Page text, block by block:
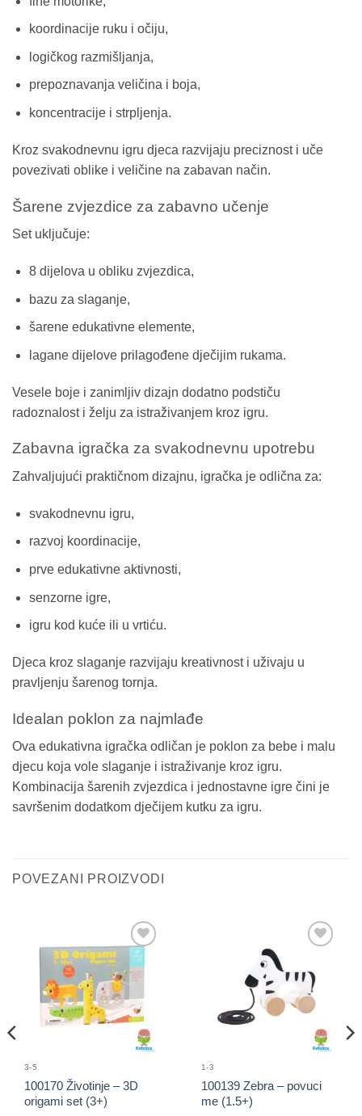
koordinacije ruku i očiju,
logičkog razmišljanja,
prepoznavanja veličina i boja,
koncentracije i strpljenja.
Kroz svakodnevnu igru djeca razvijaju preciznost i uče
povezivati oblike i veličine na zabavan način.
Šarene zvjezdice za zabavno učenje
Set uključuje:
8 dijelova u obliku zvjezdica,
bazu za slaganje,
šarene edukativne elemente,
lagane dijelove prilagođene dječijim rukama.
Vesele boje i zanimljiv dizajn dodatno podstiču
radoznalost i želju za istraživanjem kroz igru.
Zabavna igračka za svakodnevnu upotrebu
Zahvaljujući praktičnom dizajnu, igračka je odlična za:
svakodnevnu igru,
razvoj koordinacije,
prve edukativne aktivnosti,
senzorne igre,
igru kod kuće ili u vrtiću.
Djeca kroz slaganje razvijaju kreativnost i uživaju u
pravljenju šarenog tornja.
Idealan poklon za najmlađe
Ova edukativna igračka odličan je poklon za bebe i malu
djecu koja vole slaganje i istraživanje kroz igru.
Kombinacija šarenih zvjezdica i jednostavne igre čini je
savršenim dodatkom dječijem kutku za igru.
POVEZANI PROIZVODI
Sačuvaj
proizvod
3-5
100170 Životinje – 3D
origami set (3+)
proizvod
1-3
100139 Zebra – povuci
me (1.5+)